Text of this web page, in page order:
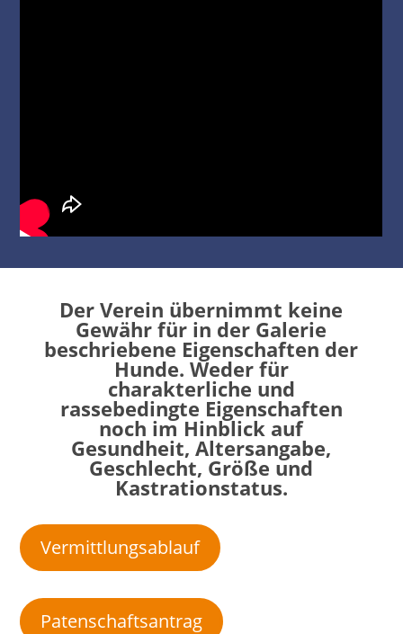
Der Verein übernimmt keine
Gewähr für in der Galerie
beschriebene Eigenschaften der
Hunde. Weder für
charakterliche und
rassebedingte Eigenschaften
noch im Hinblick auf
Gesundheit, Altersangabe,
Geschlecht, Größe und
Kastrationstatus.
Vermittlungsablauf
Patenschaftsantrag